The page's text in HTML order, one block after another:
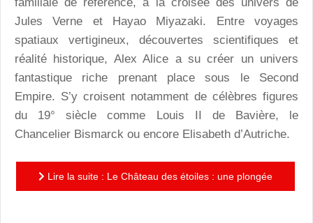
Jules Verne et Hayao Miyazaki. Entre voyages
spatiaux vertigineux, découvertes scientifiques et
réalité historique, Alex Alice a su créer un univers
fantastique riche prenant place sous le Second
Empire. S’y croisent notamment de célèbres figures
du 19° siècle comme Louis II de Bavière, le
Chancelier Bismarck ou encore Elisabeth d’Autriche.
Lire la suite : Le Château des étoiles : une plongée